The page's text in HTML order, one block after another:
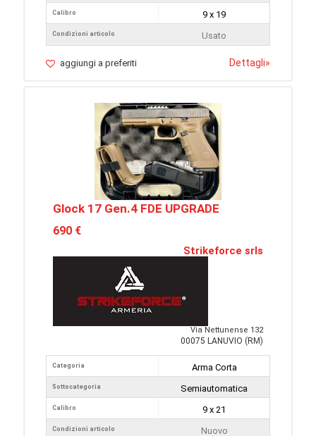
Calibro
Condizioni articolo
9 x 19
Usato
aggiungi a preferiti Dettagli»
Glock 17 Gen.4 FDE UPGRADE
690 €
Strikeforce srls
Via Nettunense 132
00075 LANUVIO (RM)
Categoria
Sottocategoria
Calibro
Condizioni articolo
Arma Corta
Semiautomatica
9 x 21
Nuovo